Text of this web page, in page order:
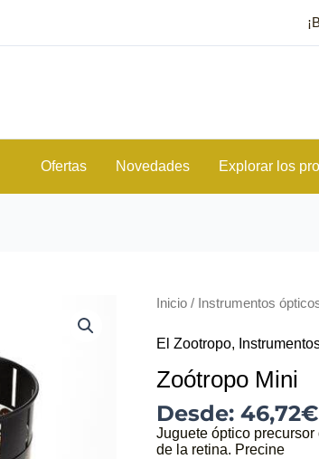
Ofertas Novedades Explorar los
Inicio / Instrumentos
El Zootropo,
Zoótropo Mini
Desde:46,72€
Juguete óptico
de la retina. Precine
Zoótropo
cantidad